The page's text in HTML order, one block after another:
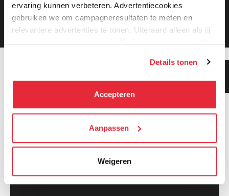
ervaring kunnen verbeteren. Advertentiecookies
gebruiken we om campagneresultaten te meten en
relevantere advertenties te tonen. Uiteraard alleen als jij
daar toestemming voor geeft. Als je toestemming geeft,
kunnen deze gegevens combineren met informatie die zij
hebben verzameld via het gebruik van hun diensten. Je
kunt alle cookies accepteren, alleen noodzakelijke
We werken samen met21 derden
die uw gegevens
kunnen ontvangen en verwerken.
Details tonen
Accepteren
Aanpassen
Weigeren
Gratis bezorging vanaf €99,-
Gratis retourneren binnen 90 dagen*
Klanten geven ons een 9.3 gemiddeld
gemiddeld!